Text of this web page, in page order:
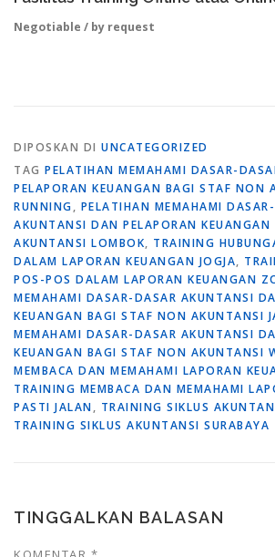
Negotiable / by request
DIPOSKAN DI UNCATEGORIZED
TAG PELATIHAN MEMAHAMI DASAR-
PELAPORAN KEUANGAN BAGI STAF NON
RUNNING, PELATIHAN MEMAHAMI
AKUNTANSI DAN PELAPORAN
AKUNTANSI LOMBOK, TRAINING
DALAM LAPORAN KEUANGAN JOGJA,
POS-POS DALAM LAPORAN KEUANGAN
MEMAHAMI DASAR-DASAR AKUNTANSI
KEUANGAN BAGI STAF NON AKUNTANSI
MEMAHAMI DASAR-DASAR AKUNTANSI
KEUANGAN BAGI STAF NON AKUNTANSI
MEMBACA DAN MEMAHAMI LAPORAN
TRAINING MEMBACA DAN MEMAHAMI
PASTI JALAN, TRAINING SIKLUS
TRAINING SIKLUS AKUNTANSI SURABAYA
TINGGALKAN BALASAN